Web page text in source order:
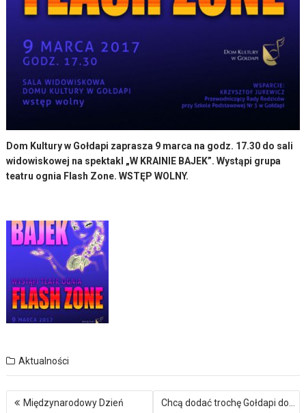
Dom Kultury w Gołdapi zaprasza 9 marca na godz. 17.30 do sali
widowiskowej na spektakl „W KRAINIE BAJEK”. Wystąpi grupa
teatru ognia Flash Zone. WSTĘP WOLNY.
Aktualności
Nawigacja
Międzynarodowy Dzień
Chcą dodać trochę Gołdapi do…